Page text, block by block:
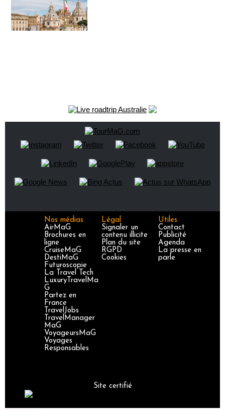
Nos médias
AirMaG
Brochures en
ligne
CruiseMaG
DestiMaG
Futuroscopie
La Travel Tech
LuxuryTravelMa
G
Partez en
France
TravelJobs
TravelManager
MaG
VoyageursMaG
Voyages
Responsables
Légal
Signaler un
contenu illicite
Plan du site
RGPD
Cookies
Utiles
Contact
Publicité
Agenda
La presse en
parle
Site certifié